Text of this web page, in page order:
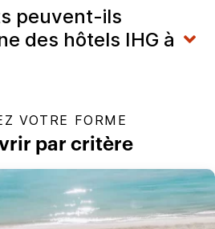
peuvent-ils
des hôtels IHG à
VOTRE FORME
par critère